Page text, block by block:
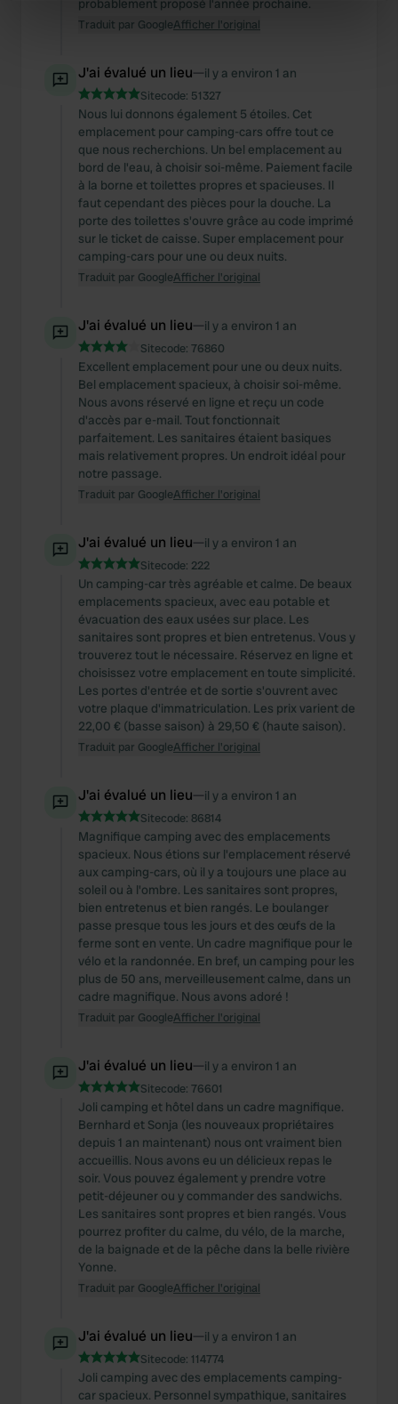
Identify your device by actively scanning it for
specific characteristics (fingerprinting)
and set your preferences in the details section
We use cookies to personalise content and ads, to
provide social media features and to analyse our traffic.
We also share information about your use of our site with
our social media, advertising and analytics partners who
may combine it with other information that you’ve
provided to them or that they’ve collected from your use
of their services.
probablement proposé l'année prochaine.
Traduit par GoogleAfficher l'original
J'ai évalué un lieu—il y a environ 1 an
Sitecode: 51327
Nous lui donnons également 5 étoiles. Cet
emplacement pour camping-cars offre tout ce
que nous recherchions. Un bel emplacement au
bord de l'eau, à choisir soi-même. Paiement facile
à la borne et toilettes propres et spacieuses. Il
faut cependant des pièces pour la douche. La
porte des toilettes s'ouvre grâce au code imprimé
sur le ticket de caisse. Super emplacement pour
camping-cars pour une ou deux nuits.
Traduit par GoogleAfficher l'original
J'ai évalué un lieu—il y a environ 1 an
Sitecode: 76860
Excellent emplacement pour une ou deux nuits.
Bel emplacement spacieux, à choisir soi-même.
Nous avons réservé en ligne et reçu un code
d'accès par e-mail. Tout fonctionnait
parfaitement. Les sanitaires étaient basiques
mais relativement propres. Un endroit idéal pour
notre passage.
Traduit par GoogleAfficher l'original
J'ai évalué un lieu—il y a environ 1 an
Sitecode: 222
Un camping-car très agréable et calme. De beaux
emplacements spacieux, avec eau potable et
évacuation des eaux usées sur place. Les
sanitaires sont propres et bien entretenus. Vous y
trouverez tout le nécessaire. Réservez en ligne et
choisissez votre emplacement en toute simplicité.
Les portes d'entrée et de sortie s'ouvrent avec
votre plaque d'immatriculation. Les prix varient de
22,00 € (basse saison) à 29,50 € (haute saison).
Traduit par GoogleAfficher l'original
J'ai évalué un lieu—il y a environ 1 an
Sitecode: 86814
Magnifique camping avec des emplacements
spacieux. Nous étions sur l'emplacement réservé
aux camping-cars, où il y a toujours une place au
soleil ou à l'ombre. Les sanitaires sont propres,
bien entretenus et bien rangés. Le boulanger
passe presque tous les jours et des œufs de la
ferme sont en vente. Un cadre magnifique pour le
vélo et la randonnée. En bref, un camping pour les
plus de 50 ans, merveilleusement calme, dans un
cadre magnifique. Nous avons adoré !
Traduit par GoogleAfficher l'original
J'ai évalué un lieu—il y a environ 1 an
Sitecode: 76601
Joli camping et hôtel dans un cadre magnifique.
Bernhard et Sonja (les nouveaux propriétaires
depuis 1 an maintenant) nous ont vraiment bien
accueillis. Nous avons eu un délicieux repas le
soir. Vous pouvez également y prendre votre
petit-déjeuner ou y commander des sandwichs.
Les sanitaires sont propres et bien rangés. Vous
pourrez profiter du calme, du vélo, de la marche,
de la baignade et de la pêche dans la belle rivière
Yonne.
Traduit par GoogleAfficher l'original
J'ai évalué un lieu—il y a environ 1 an
Sitecode: 114774
Joli camping avec des emplacements camping-
car spacieux. Personnel sympathique, sanitaires